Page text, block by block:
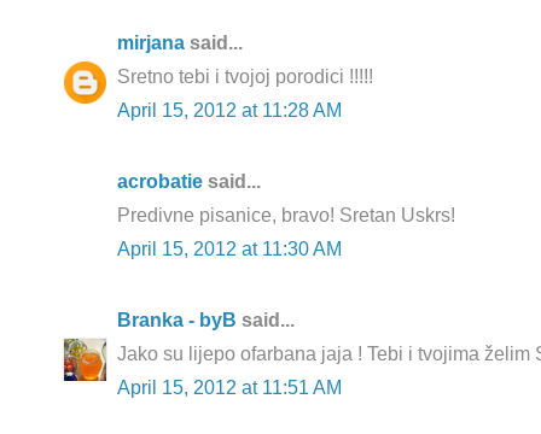
mirjana said...
Sretno tebi i tvojoj porodici !!!!!
April 15, 2012 at 11:28 AM
acrobatie said...
Predivne pisanice, bravo! Sretan Uskrs!
April 15, 2012 at 11:30 AM
Branka - byB said...
Jako su lijepo ofarbana jaja ! Tebi i tvojima želim
April 15, 2012 at 11:51 AM